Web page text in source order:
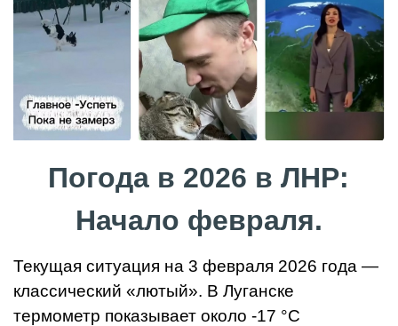
Погода в 2026 в ЛНР:
Начало февраля.
Текущая ситуация на 3 февраля 2026 года —
классический «лютый». В Луганске
термометр показывает около -17 °C